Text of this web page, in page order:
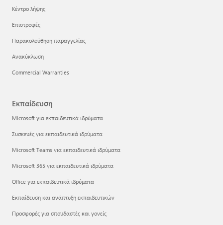
Κέντρο λήψης
Επιστροφές
Παρακολούθηση παραγγελίας
Ανακύκλωση
Commercial Warranties
Εκπαίδευση
Microsoft για εκπαιδευτικά ιδρύματα
Συσκευές για εκπαιδευτικά ιδρύματα
Microsoft Teams για εκπαιδευτικά ιδρύματα
Microsoft 365 για εκπαιδευτικά ιδρύματα
Office για εκπαιδευτικά ιδρύματα
Εκπαίδευση και ανάπτυξη εκπαιδευτικών
Προσφορές για σπουδαστές και γονείς